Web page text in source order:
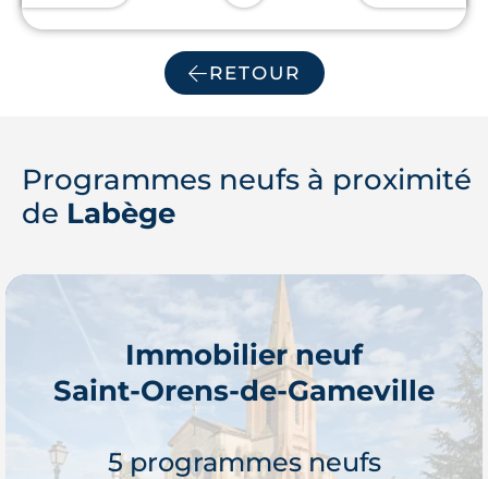
RETOUR
Programmes neufs à proximité
de Labège
Immobilier neuf
Saint-Orens-de-Gameville
5 programmes neufs